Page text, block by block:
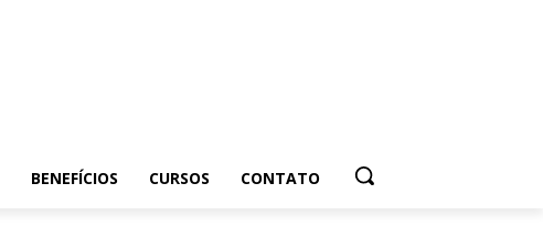
BENEFÍCIOS CURSOS CONTATO